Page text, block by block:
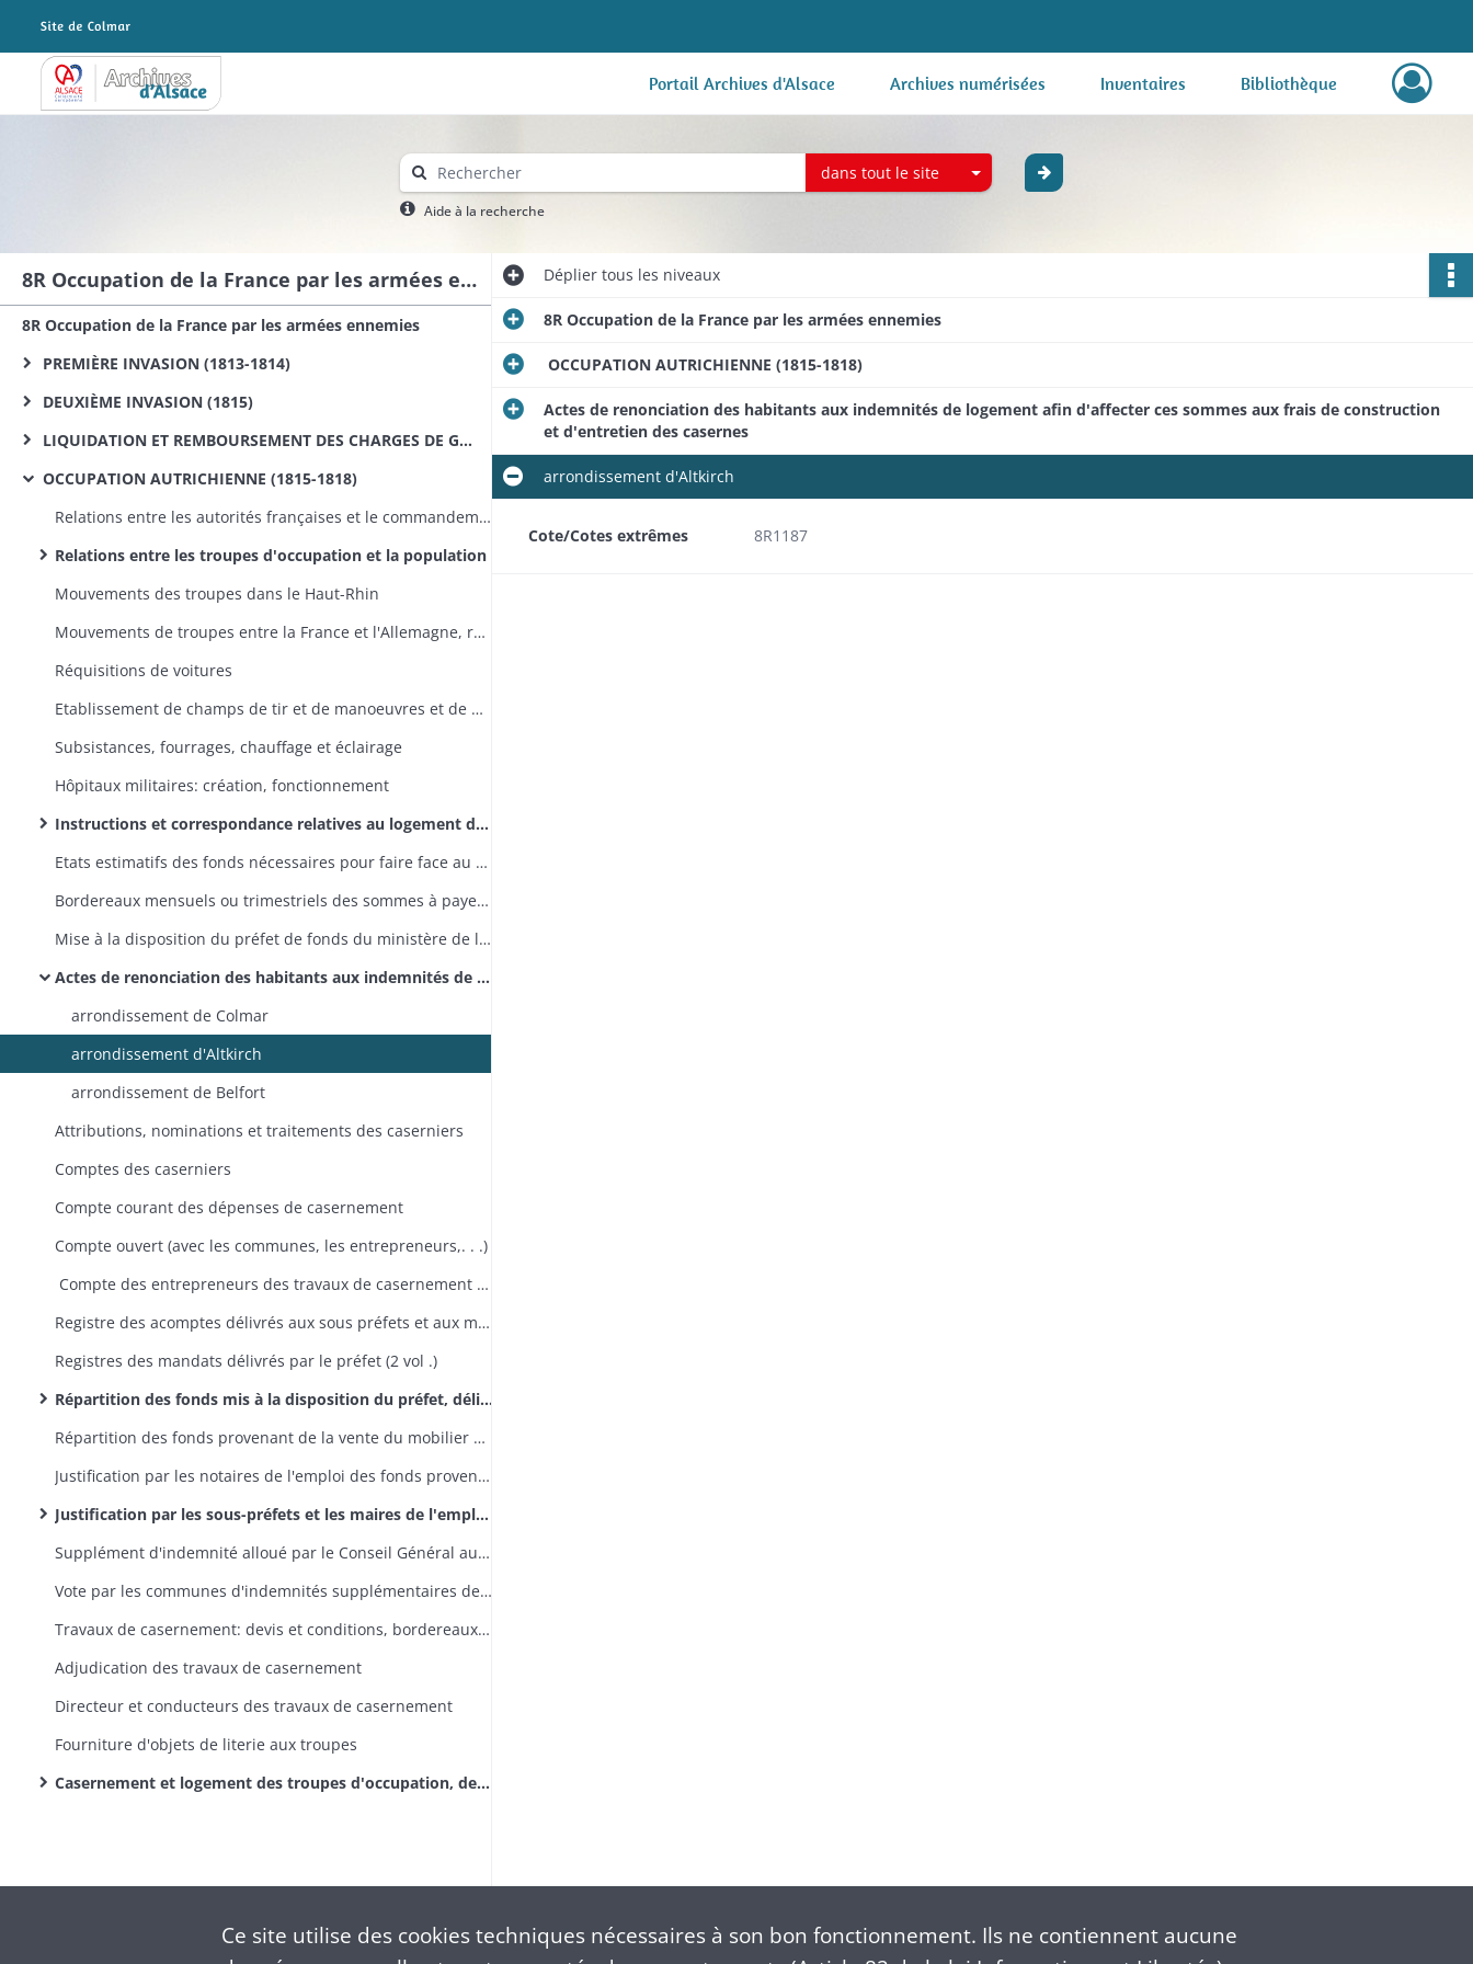
Archives Alsace - Colmar Portail Archives d'Alsace Archives numérisées Inventaires Bibliothèque
dans tout le site
Aide à la recherche
8R Occupation de la France par les armées ennemies
8R Occupation de la France par les armées ennemies
PREMIÈRE INVASION (1813-1814)
DEUXIÈME INVASION (1815)
LIQUIDATION ET REMBOURSEMENT DES CHARGES DE GUERRE DE 1813, 1814 ET 1815
OCCUPATION AUTRICHIENNE (1815-1818)
Relations entre les autorités françaises et le commandement des troupes autrichiennes
Relations entre les troupes d'occupation et la population
Mouvements des troupes dans le Haut-Rhin
Mouvements de troupes entre la France et l'Allemagne, réquisitions de bacs et bateaux, paiement des frais de passage du Rhin
Réquisitions de voitures
Etablissement de champs de tir et de manoeuvres et de manèges
Subsistances, fourrages, chauffage et éclairage
Hôpitaux militaires: création, fonctionnement
Instructions et correspondance relatives au logement des troupes d'occupation, aux moyens de couvrir les dépenses en résultant et à la comptabilité des recettes et dépenses; rapports sur la situation du casernement et celle des fonds affectés aux dépenses de casernement et de logement
Etats estimatifs des fonds nécessaires pour faire face au paiement des indemnités de logement
Bordereaux mensuels ou trimestriels des sommes à payer par le département de la Guerre pour indemnités de logement, correspondance annexe
Mise à la disposition du préfet de fonds du ministère de la Guerre
Actes de renonciation des habitants aux indemnités de logement afin d'affecter ces sommes aux frais de construction et d'entretien des casernes
arrondissement de Colmar
arrondissement d'Altkirch
arrondissement de Belfort
Attributions, nominations et traitements des caserniers
Comptes des caserniers
Compte courant des dépenses de casernement
Compte ouvert (avec les communes, les entrepreneurs,. . .)
Compte des entrepreneurs des travaux de casernement et des fournisseurs de la literie, précédé de l'état général des crédits ouverts au département du Haut-Rhin par les ministères de la Guerre et des Finances au 1er janvier 1820
Registre des acomptes délivrés aux sous préfets et aux maires
Registres des mandats délivrés par le préfet (2 vol .)
Répartition des fonds mis à la disposition du préfet, délivrance des mandats par le préfet
Répartition des fonds provenant de la vente du mobilier des casernes
Justification par les notaires de l'emploi des fonds provenant de la vente du mobilier des casernes
Justification par les sous-préfets et les maires de l'emploi des fonds mis à leur disposition (réponses à la circulaire préfectorale du 22 mars 1819 et états de répartition des indemnités de logement entre les habitants)
Supplément d'indemnité alloué par le Conseil Général aux habitants ayant logé des officiers
Vote par les communes d'indemnités supplémentaires de logement en faveur des habitants qui logent des officiers ne faisant pas partie de l'état-major général (en exécution de l'arrêté préfectoral du 23 janvier 1818)
Travaux de casernement: devis et conditions, bordereaux des prix
Adjudication des travaux de casernement
Directeur et conducteurs des travaux de casernement
Fourniture d'objets de literie aux troupes
Casernement et logement des troupes d'occupation, des officiers, des chevaux et du matériel: recherche de locaux, travaux d'appropriation et d'entretien, réclamations, paiement des dépenses, vente des anciennes casernes, des terrains et du matériel (dossiers classés par canton)
Dépliertous les niveaux
8R Occupation de la France par les armées ennemies
OCCUPATION AUTRICHIENNE (1815-1818)
Actes de renonciation des habitants aux indemnités de logement afin d'affecter ces sommes aux frais de construction
et d'entretien des casernes
arrondissement d'Altkirch
Cote/Cotes extrêmes 8R1187
Ce site utilise des cookiestechniques nécessaires à son bon fonctionnement. Ils ne contiennent aucune